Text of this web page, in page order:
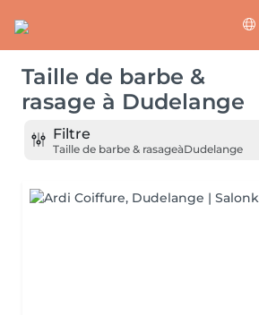
Taille de barbe &
rasage à Dudelange
Filtre
Taille de barbe & rasageàDudelange